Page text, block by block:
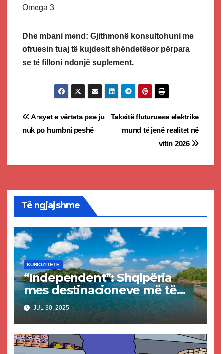
Omega 3
Dhe mbani mend: Gjithmonë konsultohuni me
ofruesin tuaj të kujdesit shëndetësor përpara
se të filloni ndonjë suplement.
Post
navigation
Taksitë fluturuese elektrike
mund të jenë realitet në
vitin 2026
Arsyet e vërteta pse ju
nuk po humbni peshë
Të ngjajshme
KURIOZITETE
“Independent”: Shqipëria
mes destinacioneve më të
mira për pushime në vitin
2025
JUL 30, 2025